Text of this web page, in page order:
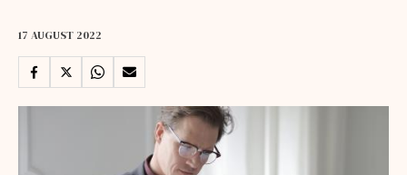
17 AUGUST 2022